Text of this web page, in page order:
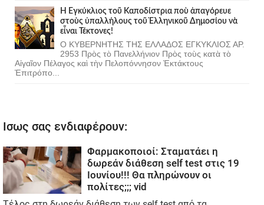
Ἡ Ἐγκύκλιος τοῦ Καποδίστρια ποὺ ἀπαγόρευε
στοὺς ὑπαλλήλους τοῦ Ἑλληνικοῦ Δημοσίου νὰ
εἶναι Τέκτονες!
Ο ΚΥΒΕΡΝΗΤΗΣ ΤΗΣ ΕΛΛΑΔΟΣ ΕΓΚΥΚΛΙΟΣ ΑΡ.
2953 Πρὸς τὸ Πανελλήνιον Πρὸς τοὺς κατὰ τὸ
Αἰγαῖον Πέλαγος καὶ τὴν Πελοπόννησον Ἐκτάκτους
Ἐπιτρόπο...